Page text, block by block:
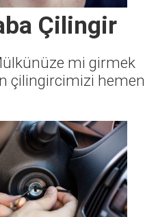
Çilingir
mi girmek
çilingircimizi hemen